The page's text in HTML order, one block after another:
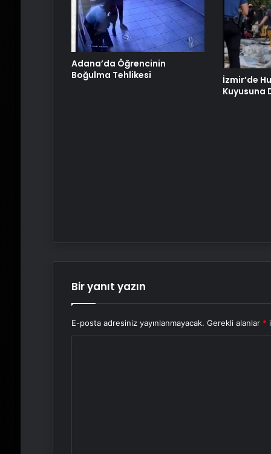
Adana’da Öğrencinin
Boğulma Tehlikesi
İzmir’de
Kuyusuna
Bir yanıt yazın
E-posta adresiniz yayınlanmayacak. Gerekli alanlar *